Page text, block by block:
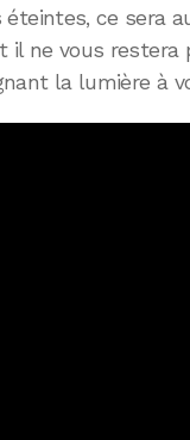
ce sera
il ne vous restera
la lumière à